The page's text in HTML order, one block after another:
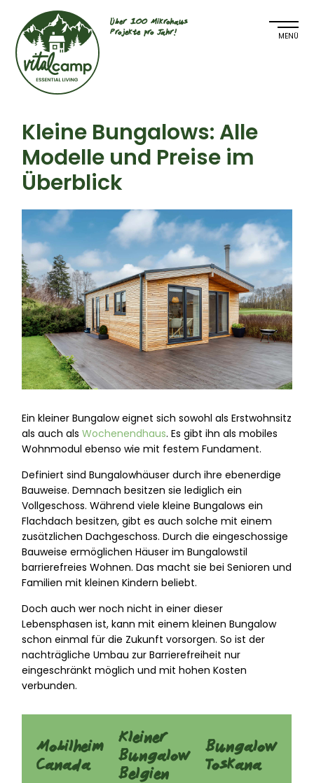
Über 100 Mikrohaus
Projekte pro Jahr!
Kleine Bungalows: Alle
Modelle und Preise im
Überblick
Ein kleiner Bungalow eignet sich sowohl als Erstwohnsitz
als auch alsWochenendhaus. Es gibt ihn als mobiles
Wohnmodul ebenso wie mit festem Fundament.
Definiert sind Bungalowhäuser durch ihre ebenerdige
Bauweise. Demnach besitzen sie lediglich ein
Vollgeschoss. Während viele kleine Bungalows ein
Flachdach besitzen, gibt es auch solche mit einem
zusätzlichen Dachgeschoss. Durch die eingeschossige
Bauweise ermöglichen Häuser im Bungalowstil
barrierefreies Wohnen. Das macht sie bei Senioren und
Familien mit kleinen Kindern beliebt.
Doch auch wer noch nicht in einer dieser
Lebensphasen ist, kann mit einem kleinen Bungalow
schon einmal für die Zukunft vorsorgen. So ist der
nachträgliche Umbau zur Barrierefreiheit nur
eingeschränkt möglich und mit hohen Kosten
verbunden.
Mobilheim
Canada
Kleiner
Bungalow
Belgien
Bungalow
Toskana